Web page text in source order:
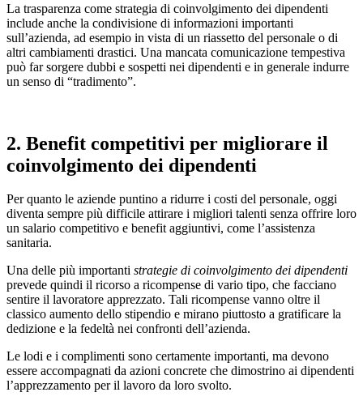
La trasparenza come strategia di coinvolgimento dei dipendenti
include anche la condivisione di informazioni importanti
sull’azienda, ad esempio in vista di un riassetto del personale o di
altri cambiamenti drastici. Una mancata comunicazione tempestiva
può far sorgere dubbi e sospetti nei dipendenti e in generale indurre
un senso di “tradimento”.
2. Benefit competitivi per migliorare il
coinvolgimento dei dipendenti
Per quanto le aziende puntino a ridurre i costi del personale, oggi
diventa sempre più difficile attirare i migliori talenti senza offrire loro
un salario competitivo e benefit aggiuntivi, come l’assistenza
sanitaria.
Una delle più importanti strategie di coinvolgimento dei dipendenti
prevede quindi il ricorso a ricompense di vario tipo, che facciano
sentire il lavoratore apprezzato. Tali ricompense vanno oltre il
classico aumento dello stipendio e mirano piuttosto a gratificare la
dedizione e la fedeltà nei confronti dell’azienda.
Le lodi e i complimenti sono certamente importanti, ma devono
essere accompagnati da azioni concrete che dimostrino ai dipendenti
l’apprezzamento per il lavoro da loro svolto.